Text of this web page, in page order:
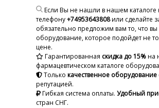
Если Вы не нашли в нашем каталоге
телефону+74953643808или сделайте
обязательно предложим вам то, что
оборудование, которое подойдет не
цене.
Гарантированная скидка до 15%на
фармацевтическом каталоге
Только качественное оборудование
репутацией.
Гибкая система оплаты. Удобный
стран СНГ.